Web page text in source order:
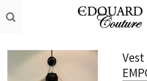
direct
hoofdinhoud
Vest